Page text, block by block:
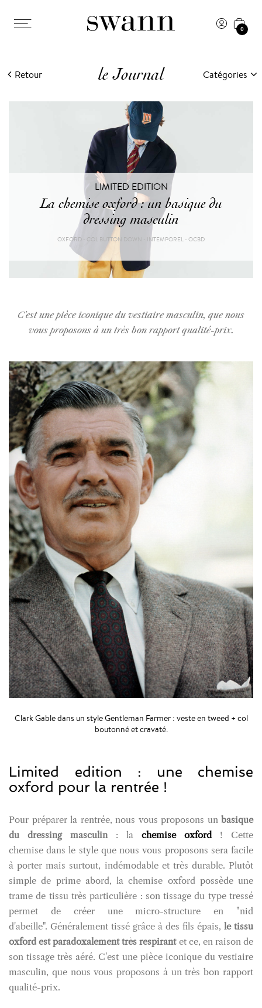
0
Retour le Journal Catégories
LIMITED EDITION
La chemise oxford : un basique du
dressing masculin
OXFORD - COL BUTTON DOWN - INTEMPOREL - OCBD
C'est une pièce iconique du vestiaire masculin, que nous
vous proposons à un très bon rapport qualité-prix.
Clark Gable dans un style Gentleman Farmer : veste en tweed + col
boutonné et cravaté.
Limited edition : une chemise
oxford pour la rentrée !
Pour préparer la rentrée, nous vous proposons un basique
du dressing masculin: la chemise oxford! Cette
chemise dans le style que nous vous proposons sera facile
à porter mais surtout, indémodable et très durable. Plutôt
simple de prime abord, la chemise oxford possède une
trame de tissu très particulière : son tissage du type tressé
permet de créer une micro-structure en "nid
d'abeille". Généralement tissé grâce à des fils épais, le tissu
oxford est paradoxalement très respirantet ce, en raison de
son tissage très aéré. C'est une pièce iconique du vestiaire
masculin, que nous vous proposons à un très bon rapport
qualité-prix.